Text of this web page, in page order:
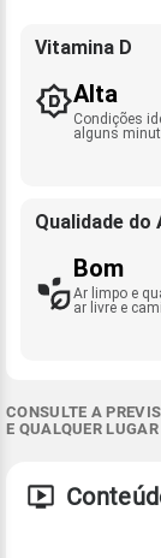
Vitamina D
Alta
Condições
alguns
Qualidade do
Bom
Ar limpo e
ar livre e
CONSULTE A
E QUALQUER